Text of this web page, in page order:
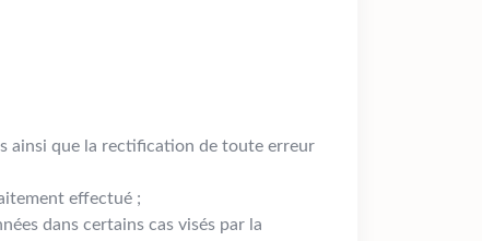
ainsi que la rectification de toute erreur
effectué ;
dans certains cas visés par la